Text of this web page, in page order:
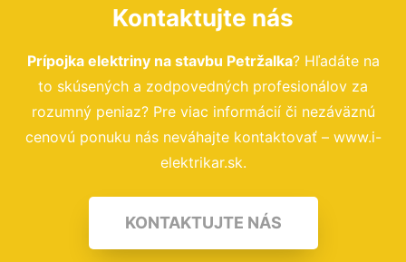
Kontaktujte nás
Prípojka elektriny na stavbu Petržalka? Hľadáte na
to skúsených a zodpovedných profesionálov za
rozumný peniaz? Pre viac informácií či nezáväznú
cenovú ponuku nás neváhajte kontaktovať – www.i-
elektrikar.sk.
KONTAKTUJTE NÁS